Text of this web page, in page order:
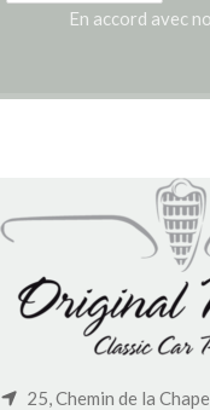
En accord avec
25, Chemin de la